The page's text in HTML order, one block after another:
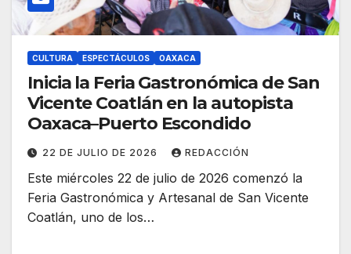
CULTURA ESPECTÁCULOS OAXACA
Inicia la Feria Gastronómica de San
Vicente Coatlán en la autopista
Oaxaca–Puerto Escondido
22 DE JULIO DE 2026 REDACCIÓN
Este miércoles 22 de julio de 2026 comenzó la
Feria Gastronómica y Artesanal de San Vicente
Coatlán, uno de los…